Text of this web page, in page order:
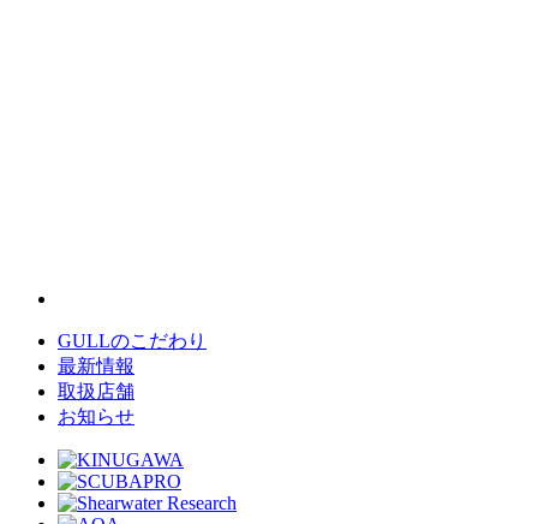
GULLのこだわり
最新情報
取扱店舗
お知らせ